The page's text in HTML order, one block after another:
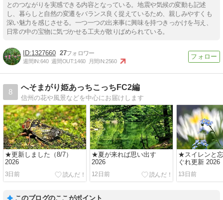
とのつながりを実感できる内容となっている。地震や気候の変動も記述
し、暮らしと自然の変遷をバランス良く捉えているため、親しみやすくも
深い魅力を感じさせる。一つ一つの出来事に興味を持つきっかけを与え、
日常の中の宝物に気づかせる工夫が散りばめられている。
1327660 27
週間IN:640 週間OUT:1460 月間IN:2560
8
へそまがり姫あっちこっちFC2編
信州の花や風景などを中心にお届けします
★更新しました（8/7）
2026
3日前
★夏が来れば思い出す
2026
12日前
★スイレンと
ぐれ更新 2026
13日前
このブログのここがポイント